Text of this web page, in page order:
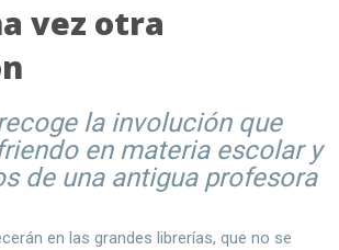
vez otra
la involución que
en materia escolar y
de una antigua profesora
en las grandes librerías, que no se